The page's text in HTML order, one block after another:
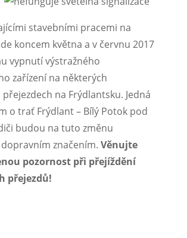
stavebními pracemi na
koncem května a v červnu 2017
vypnutí výstražného
zařízení na některých
na Frýdlantsku. Jedná
o trať Frýdlant – Bílý Potok pod
budou na tuto změnu
značením. Věnujte
pozornost při přejíždění
přejezdů!